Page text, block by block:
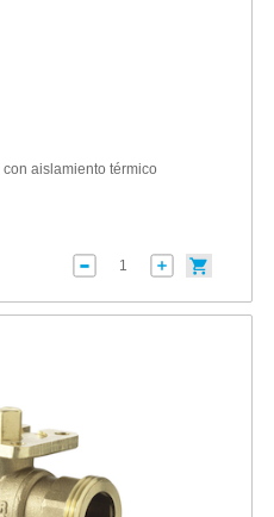
aislamiento térmico